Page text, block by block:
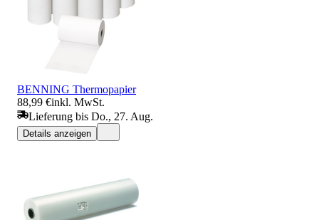
BENNING Thermopapier
88,99 €inkl. MwSt.
Lieferung bis Do., 27. Aug.
Details anzeigen